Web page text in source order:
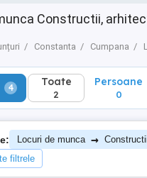
Constructii,
Constanta Cumpana
4 Toate
2
Persoane
0
Locuri de munca →
filtrele